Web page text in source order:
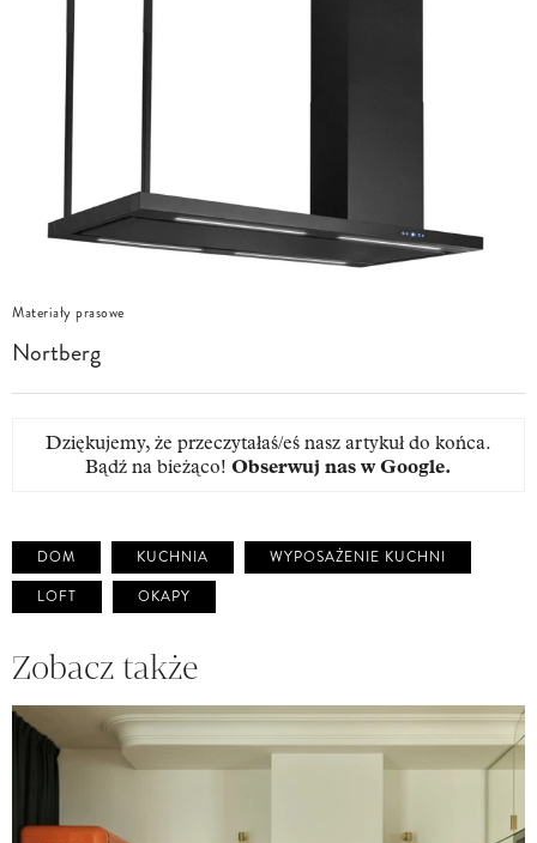
Materiały prasowe
Nortberg
Dziękujemy, że przeczytałaś/eś nasz artykuł do końca.
Bądź na bieżąco! Obserwuj nas w Google.
DOM KUCHNIA
WYPOSAŻENIE KUCHNI
LOFT
OKAPY
Zobacz także